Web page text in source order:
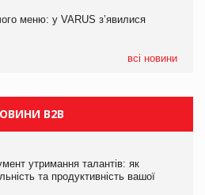
меню: у VARUS з’явилися
всі новини
склад шоколаду
B2B
утримання талантів: як
та продуктивність вашої